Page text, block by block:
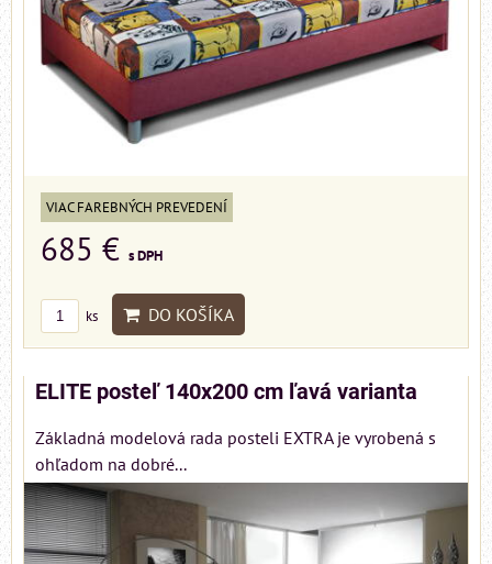
VIAC FAREBNÝCH PREVEDENÍ
685 € s DPH
ks DO KOŠÍKA
ELITE posteľ 140x200 cm ľavá varianta
Základná modelová rada posteli EXTRA je vyrobená s
ohľadom na dobré...